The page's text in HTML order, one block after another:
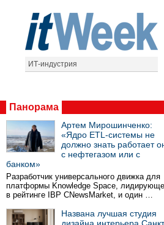
ИТ-индустрия
Панорама
Артем Мирошинченко:
«Ядро ETL-системы не
должно знать работает
с нефтегазом или с
банком»
Разработчик универсального движка для
платформы Knowledge Space,
в рейтинге IBP CNewsMarket, и один …
Названа лучшая студия